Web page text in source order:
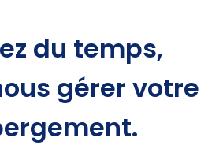
du temps,
gérer votre